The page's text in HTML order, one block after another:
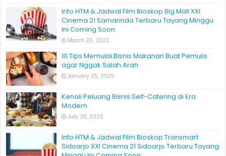
Info HTM & Jadwal Film Bioskop Big Mall XXI
Cinema 21 Samarinda Terbaru Tayang Minggu
Ini Coming Soon
March 20, 2022
10 Tips Memulai Bisnis Makanan Buat Pemula
agar Nggak Salah Arah
January 25, 2025
Kenali Peluang Bisnis Self-Catering di Era
Modern
July 30, 2026
Info HTM & Jadwal Film Bioskop Transmart
Sidoarjo XXI Cinema 21 Sidoarjo Terbaru Tayang